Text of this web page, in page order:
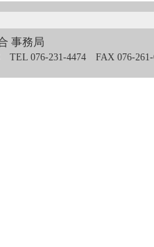
事務局
TEL 076-231-4474 FAX 076-261-